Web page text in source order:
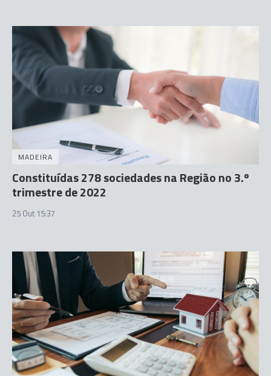
MADEIRA
Constituídas 278 sociedades na Região no 3.º
trimestre de 2022
25 Out 15:37